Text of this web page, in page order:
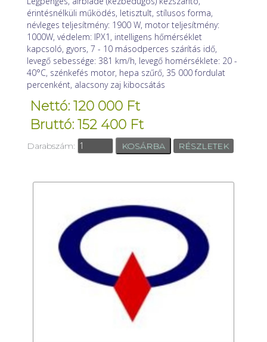
érintésnélküli működés, letisztult, stílusos forma,
névleges teljesítmény: 1900 W, motor teljesítmény:
1000W, védelem: IPX1, intelligens hőmérséklet
kapcsoló, gyors, 7 - 10 másodperces szárítás idő,
levegő sebessége: 381 km/h, levegő homérséklete: 20 -
40°C, szénkefés motor, hepa szűrő, 35 000 fordulat
percenként, alacsony zaj kibocsátás
Nettó: 120 000 Ft
Bruttó: 152 400 Ft
Darabszám: RÉSZLETEK